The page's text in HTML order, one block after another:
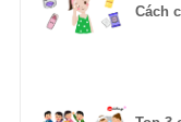
Cách